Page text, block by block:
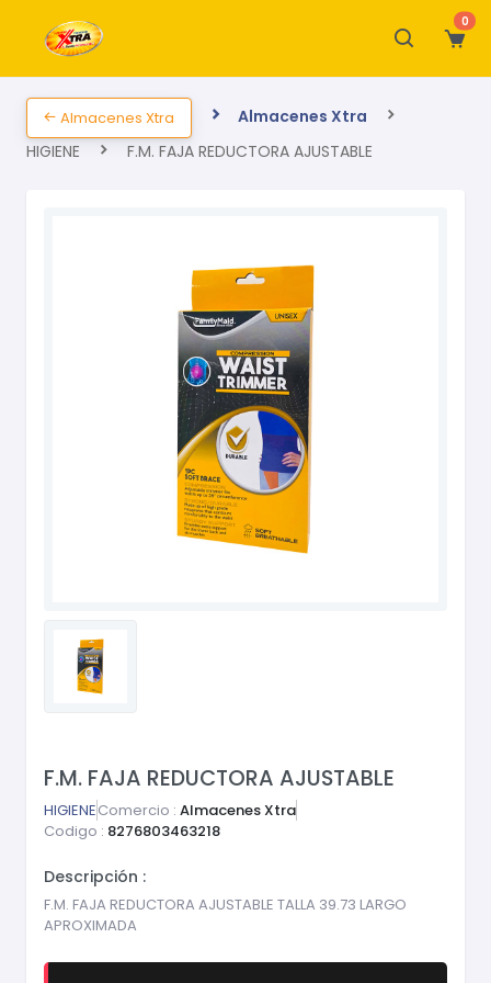
0
Almacenes Xtra
Almacenes Xtra
HIGIENE
F.M. FAJA REDUCTORA AJUSTABLE
F.M. FAJA REDUCTORA AJUSTABLE
HIGIENEComercio : Almacenes Xtra
Codigo : 8276803463218
Descripción :
F.M. FAJA REDUCTORA AJUSTABLE TALLA 39.73 LARGO
APROXIMADA